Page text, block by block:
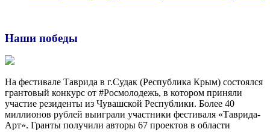
Наши победы
На фестивале Таврида в г.Судак (Республика Крым) состоялся
грантовый конкурс от #Росмолодежь, в котором приняли
участие резиденты из Чувашской Республики. Более 40
миллионов рублей выиграли участники фестиваля «Таврида-
Арт». Гранты получили авторы 67 проектов в области